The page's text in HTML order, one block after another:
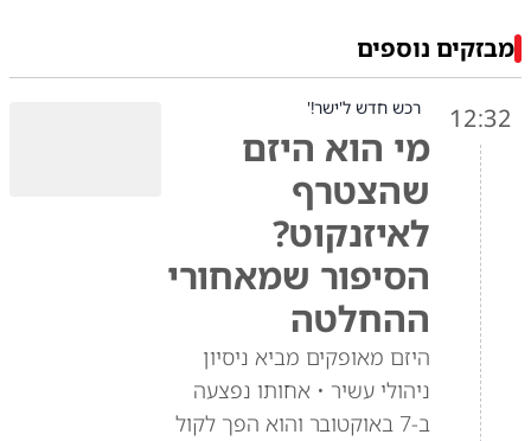
מבזקים נוספים
12:32 רכש חדש ל'ישר!'
מי הוא היזם
שהצטרף
לאיזנקוט?
הסיפור שמאחורי
ההחלטה
היזם מאופקים מביא ניסיון
ניהולי עשיר • אחותו נפצעה
ב-7 באוקטובר והוא הפך לקול